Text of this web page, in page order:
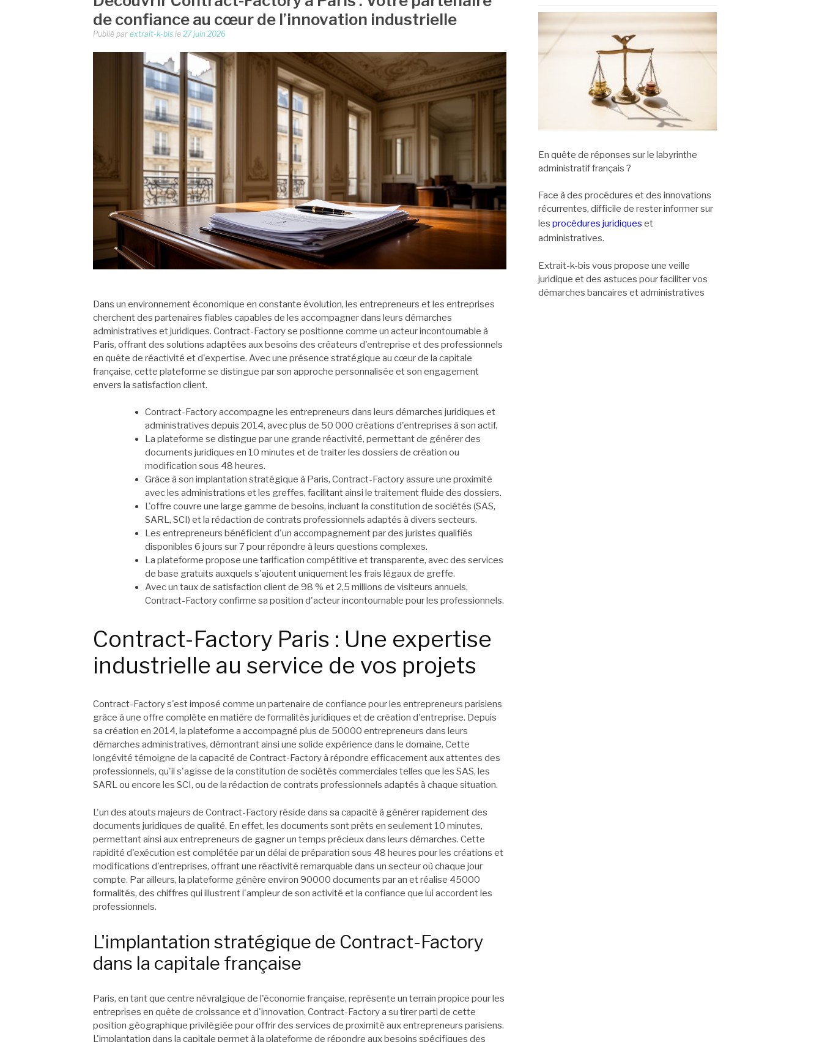
de confiance au cœur de l’innovation industrielle
Publié par extrait-k-bis le 27 juin 2026
Dans un environnement économique en constante évolution, les entrepreneurs et les entreprises
cherchent des partenaires fiables capables de les accompagner dans leurs démarches
administratives et juridiques. Contract-Factory se positionne comme un acteur incontournable à
Paris, offrant des solutions adaptées aux besoins des créateurs d'entreprise et des professionnels
en quête de réactivité et d'expertise. Avec une présence stratégique au cœur de la capitale
française, cette plateforme se distingue par son approche personnalisée et son engagement
envers la satisfaction client.
Contract-Factory accompagne les entrepreneurs dans leurs démarches juridiques et
administratives depuis 2014, avec plus de 50 000 créations d'entreprises à son actif.
La plateforme se distingue par une grande réactivité, permettant de générer des
documents juridiques en 10 minutes et de traiter les dossiers de création ou
modification sous 48 heures.
Grâce à son implantation stratégique à Paris, Contract-Factory assure une proximité
avec les administrations et les greffes, facilitant ainsi le traitement fluide des dossiers.
L'offre couvre une large gamme de besoins, incluant la constitution de sociétés (SAS,
SARL, SCI) et la rédaction de contrats professionnels adaptés à divers secteurs.
Les entrepreneurs bénéficient d'un accompagnement par des juristes qualifiés
disponibles 6 jours sur 7 pour répondre à leurs questions complexes.
La plateforme propose une tarification compétitive et transparente, avec des services
de base gratuits auxquels s'ajoutent uniquement les frais légaux de greffe.
Avec un taux de satisfaction client de 98 % et 2,5 millions de visiteurs annuels,
Contract-Factory confirme sa position d'acteur incontournable pour les professionnels.
Contract-Factory Paris : Une expertise
industrielle au service de vos projets
Contract-Factory s'est imposé comme un partenaire de confiance pour les entrepreneurs parisiens
grâce à une offre complète en matière de formalités juridiques et de création d'entreprise. Depuis
sa création en 2014, la plateforme a accompagné plus de 50000 entrepreneurs dans leurs
démarches administratives, démontrant ainsi une solide expérience dans le domaine. Cette
longévité témoigne de la capacité de Contract-Factory à répondre efficacement aux attentes des
professionnels, qu'il s'agisse de la constitution de sociétés commerciales telles que les SAS, les
SARL ou encore les SCI, ou de la rédaction de contrats professionnels adaptés à chaque situation.
L'un des atouts majeurs de Contract-Factory réside dans sa capacité à générer rapidement des
documents juridiques de qualité. En effet, les documents sont prêts en seulement 10 minutes,
permettant ainsi aux entrepreneurs de gagner un temps précieux dans leurs démarches. Cette
rapidité d'exécution est complétée par un délai de préparation sous 48 heures pour les créations et
modifications d'entreprises, offrant une réactivité remarquable dans un secteur où chaque jour
compte. Par ailleurs, la plateforme génère environ 90000 documents par an et réalise 45000
formalités, des chiffres qui illustrent l'ampleur de son activité et la confiance que lui accordent les
professionnels.
L'implantation stratégique de Contract-Factory
dans la capitale française
Paris, en tant que centre névralgique de l'économie française, représente un terrain propice pour les
entreprises en quête de croissance et d'innovation. Contract-Factory a su tirer parti de cette
position géographique privilégiée pour offrir des services de proximité aux entrepreneurs parisiens.
L'implantation dans la capitale permet à la plateforme de répondre aux besoins spécifiques des
En quête de réponses sur le labyrinthe
administratif français ?
Face à des procédures et des innovations
récurrentes, difficile de rester informer sur
les procédures juridiques et
administratives.
Extrait-k-bis vous propose une veille
juridique et des astuces pour faciliter vos
démarches bancaires et administratives